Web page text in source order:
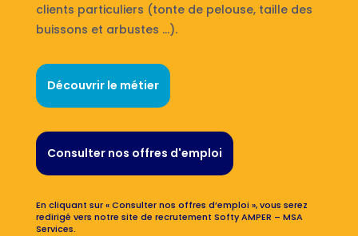
clients particuliers (tonte de pelouse, taille des
buissons et arbustes …).
Découvrir le métier
Consulter nos offres d'emploi
En cliquant sur « Consulter nos offres d’emploi », vous serez
redirigé vers notre site de recrutement Softy AMPER – MSA
Services.